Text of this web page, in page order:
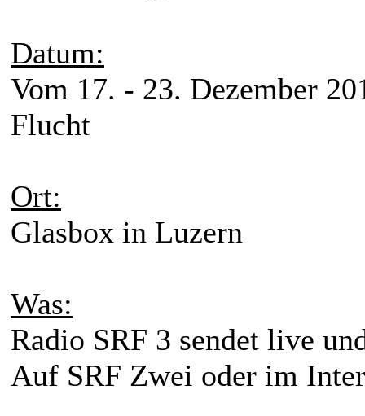
Datum:
Vom 17. - 23. Dezember
Flucht
Ort:
Glasbox in Luzern
Was:
Radio SRF 3 sendet live
Auf SRF Zwei oder im